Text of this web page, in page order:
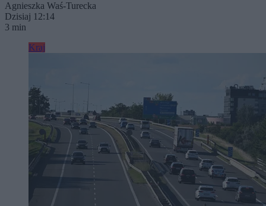
Agnieszka Waś-Turecka
Dzisiaj 12:14
3 min
Kraj